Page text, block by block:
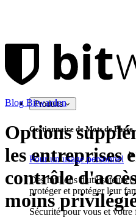
Produits
Gestionnaire de Mots de Passe
Pour un usage personnel
Des millions d'utilisateurs
protéger et protéger leur
Sécurité pour vous et votre
Blog Bitwarden
Options
les entreprises
contrôle
moins